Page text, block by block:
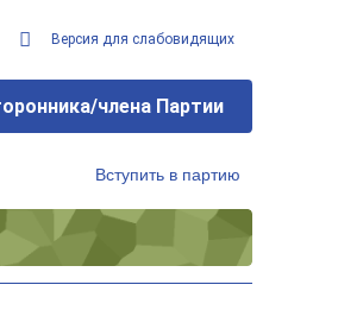
Версия для слабовидящих
члена Партии
Вступить в партию